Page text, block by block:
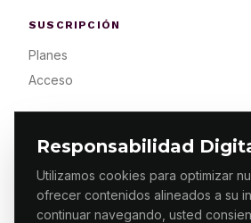
Responsabilidad
Utilizamos cookies para optimizar
ofrecer contenidos alineados a su
continuar navegando, usted
SUSCRIPCIÓN
Planes
Acceso
© 2026 ES PRIMERA MX. ALGUNOS
RESERVADOS / DESIGNMAKING.MX